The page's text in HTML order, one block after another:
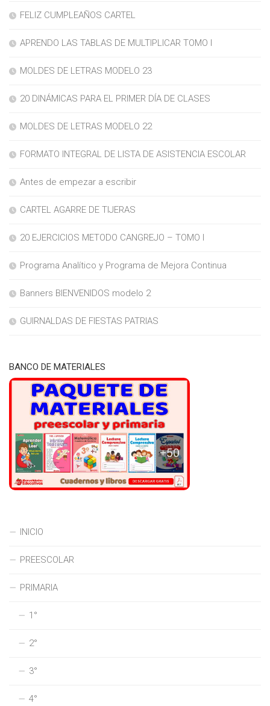
FELIZ CUMPLEAÑOS CARTEL
APRENDO LAS TABLAS DE MULTIPLICAR TOMO I
MOLDES DE LETRAS MODELO 23
20 DINÁMICAS PARA EL PRIMER DÍA DE CLASES
MOLDES DE LETRAS MODELO 22
FORMATO INTEGRAL DE LISTA DE ASISTENCIA ESCOLAR
Antes de empezar a escribir
CARTEL AGARRE DE TIJERAS
20 EJERCICIOS METODO CANGREJO – TOMO I
Programa Analítico y Programa de Mejora Continua
Banners BIENVENIDOS modelo 2
GUIRNALDAS DE FIESTAS PATRIAS
BANCO DE MATERIALES
INICIO
PREESCOLAR
PRIMARIA
1°
2°
3°
4°